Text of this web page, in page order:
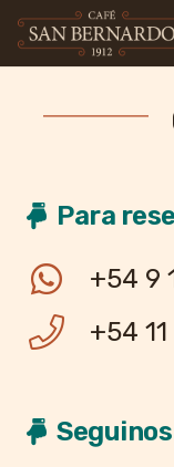
Para
+54 9
+54